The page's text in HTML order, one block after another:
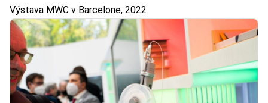
Výstava MWC v Barcelone, 2022